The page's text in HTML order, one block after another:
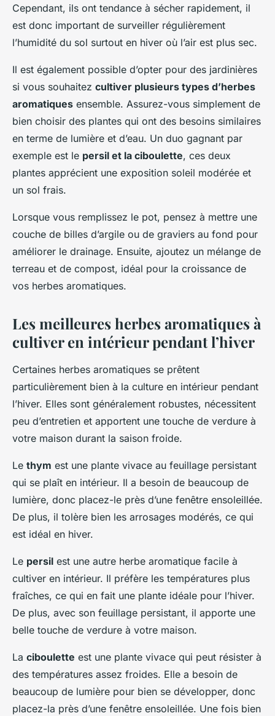
Cependant, ils ont tendance à sécher rapidement, il
est donc important de surveiller régulièrement
l’humidité du sol surtout en hiver où l’air est plus sec.
Il est également possible d’opter pour des jardinières
si vous souhaitez cultiver plusieurs types d’herbes
aromatiques ensemble. Assurez-vous simplement de
bien choisir des plantes qui ont des besoins similaires
en terme de lumière et d’eau. Un duo gagnant par
exemple est le persil et la ciboulette, ces deux
plantes apprécient une exposition soleil modérée et
un sol frais.
Lorsque vous remplissez le pot, pensez à mettre une
couche de billes d’argile ou de graviers au fond pour
améliorer le drainage. Ensuite, ajoutez un mélange de
terreau et de compost, idéal pour la croissance de
vos herbes aromatiques.
Les meilleures herbes aromatiques à
cultiver en intérieur pendant l’hiver
Certaines herbes aromatiques se prêtent
particulièrement bien à la culture en intérieur pendant
l’hiver. Elles sont généralement robustes, nécessitent
peu d’entretien et apportent une touche de verdure à
votre maison durant la saison froide.
Le thym est une plante vivace au feuillage persistant
qui se plaît en intérieur. Il a besoin de beaucoup de
lumière, donc placez-le près d’une fenêtre ensoleillée.
De plus, il tolère bien les arrosages modérés, ce qui
est idéal en hiver.
Le persil est une autre herbe aromatique facile à
cultiver en intérieur. Il préfère les températures plus
fraîches, ce qui en fait une plante idéale pour l’hiver.
De plus, avec son feuillage persistant, il apporte une
belle touche de verdure à votre maison.
La ciboulette est une plante vivace qui peut résister à
des températures assez froides. Elle a besoin de
beaucoup de lumière pour bien se développer, donc
placez-la près d’une fenêtre ensoleillée. Une fois bien